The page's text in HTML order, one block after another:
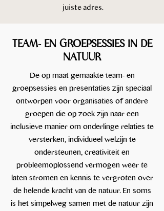
juiste adres.
TEAM- EN GROEPSESSIES IN DE
NATUUR​
De op maat gemaakte team- en
groepsessies en presentaties zijn speciaal
ontworpen voor organisaties of andere
groepen die op zoek zijn naar een
inclusieve manier om onderlinge relaties te
versterken, individueel welzijn te
ondersteunen, creativiteit en
probleemoplossend vermogen weer te
laten stromen en kennis te vergroten over
de helende kracht van de natuur. En soms
is het simpelweg samen met de natuur zijn